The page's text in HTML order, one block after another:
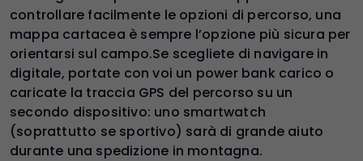
controllare facilmente le opzioni di percorso, una
mappa cartacea è sempre l’opzione più sicura per
orientarsi sul campo.Se scegliete di navigare in
digitale, portate con voi un power bank carico o
caricate la traccia GPS del percorso su un
secondo dispositivo: uno smartwatch
(soprattutto se sportivo) sarà di grande aiuto
durante una spedizione in montagna.